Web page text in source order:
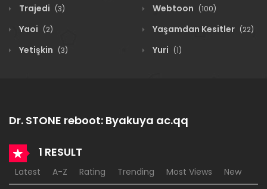
Trajedi (3) Webtoon (100)
Yaoi (2) Yaşamdan Kesitler (22)
Yetişkin (3) Yuri (1)
Dr. STONE reboot: Byakuya ac.qq
1 RESULT
Latest A-Z Rating Trending Most Views New